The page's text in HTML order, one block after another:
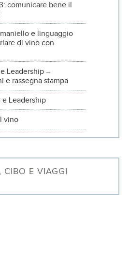
comunicare bene il
e linguaggio
di vino con
Leadership –
e rassegna stampa
Leadership
vino
CIBO E VIAGGI